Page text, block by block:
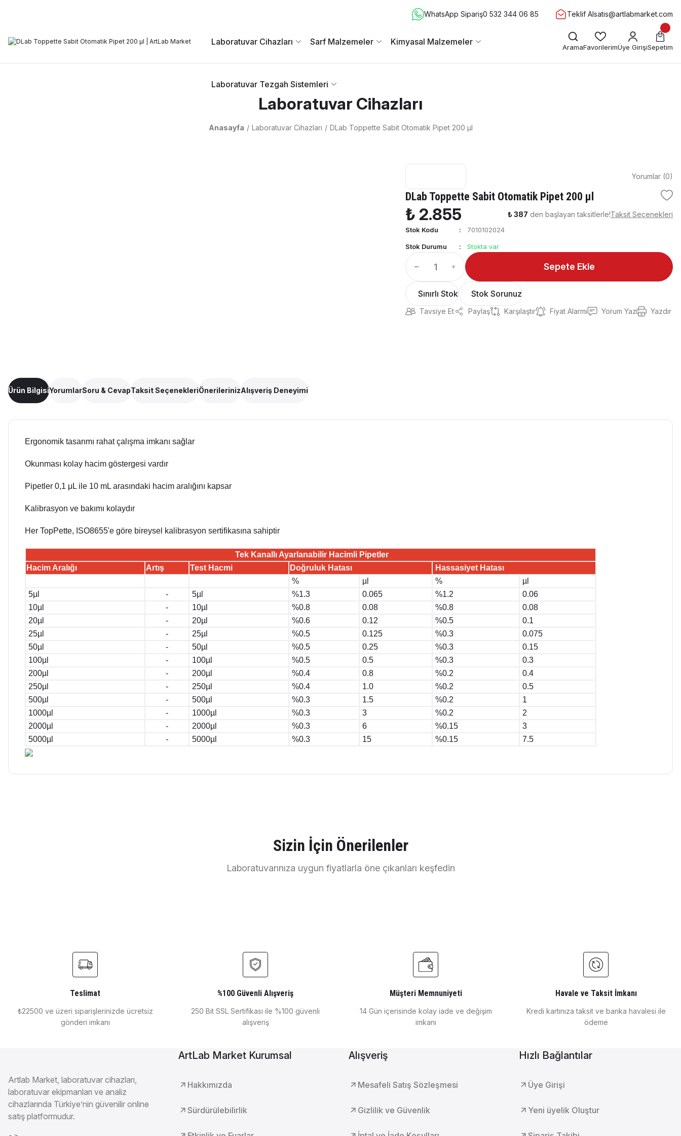
WhatsApp Sipariş0 532 344 06 85 Teklif Alsatis@artlabmarket.com
Laboratuvar Cihazları Sarf Malzemeler Kimyasal Malzemeler
Laboratuvar Tezgah Sistemleri
AramaFavorilerimÜye GirişiSepetim
Laboratuvar Cihazları
Anasayfa Laboratuvar Cihazları DLab Toppette Sabit Otomatik Pipet 200 μl
Yorumlar (0)
DLab Toppette Sabit Otomatik Pipet 200 μl
₺ 2.855 ₺ 387 den başlayan taksitlerle!Taksit Seçenekleri
Stok Kodu 7010102024
Stok Durumu Stokta var
Sepete Ekle
Sınırlı Stok Stok Sorunuz
Tavsiye Et Paylaş Karşılaştır Fiyat Alarmı Yorum Yaz Yazdır
Ürün BilgisiYorumlarSoru & CevapTaksit SeçenekleriÖnerilerinizAlışveriş Deneyimi
Ergonomik tasarımı rahat çalışma imkanı sağlar
Okunması kolay hacim göstergesi vardır
Pipetler 0,1 μL ile 10 mL arasındaki hacim aralığını kapsar
Kalibrasyon ve bakımı kolaydır
Her TopPette, ISO8655'e göre bireysel kalibrasyon sertifikasına sahiptir
Tek Kanallı Ayarlanabilir Hacimli Pipetler
Hacim Aralığı
Artış Test Hacmi Doğruluk Hatası
Hassasiyet Hatası
%
µl %
µl
5µl - 5µl %1.3 0.065 %1.2
0.06
10µl - 10µl %0.8 0.08 %0.8
0.08
20µl - 20µl %0.6 0.12 %0.5
0.1
25µl - 25µl %0.5 0.125 %0.3
0.075
50µl - 50µl %0.5 0.25 %0.3
0.15
100µl - 100µl %0.5 0.5 %0.3
0.3
200µl - 200µl %0.4 0.8 %0.2
0.4
250µl - 250µl %0.4 1.0 %0.2
0.5
500µl - 500µl %0.3 1.5 %0.2
1
1000µl - 1000µl %0.3 3 %0.2
2
2000µl - 2000µl %0.3 6 %0.15
3
5000µl - 5000µl %0.3 15 %0.15 7.5
Yorum Yaz
Soru Sor
Sizin İçin Önerilenler
Laboratuvarınıza uygun fiyatlarla öne çıkanları keşfedin
₺ 2.855
DLab Toppette Sabit Otomatik Pipet 500 μl DLab Toppette Sabit Otomatik Pipet 250 μl DLab Toppette Sabit Otomatik Pipet 100 μl
₺ 2.855 ₺ 2.855
DLab Toppette Sabit Otomatik Pipet 10 μl
₺ 2.855
Teslimat
₺22500 ve üzeri siparişlerinizde ücretsiz
gönderi imkanı
%100 Güvenli Alışveriş
250 Bit SSL Sertifikası ile %100 güvenli
alışveriş
Müşteri Memnuniyeti
14 Gün içerisinde kolay iade ve değişim
imkanı
Havale ve Taksit İmkanı
Kredi kartınıza taksit ve banka havalesi ile
ödeme
Artlab Market, laboratuvar cihazları,
laboratuvar ekipmanları ve analiz
cihazlarında Türkiye’nin güvenilir online
satış platformudur.
ArtLab Market Kurumsal
Hakkımızda
Sürdürülebilirlik
Alışveriş
Mesafeli Satış Sözleşmesi
Gizlilik ve Güvenlik
Hızlı Bağlantılar
Üye Girişi
Yeni üyelik Oluştur